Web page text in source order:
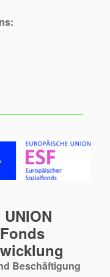
UNION
Beschäftigung